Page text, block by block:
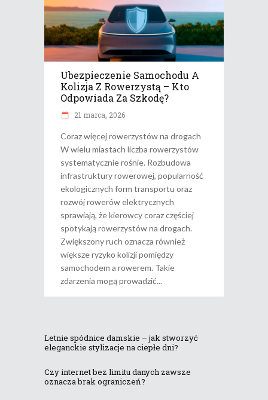
Ubezpieczenie Samochodu A
Kolizja Z Rowerzystą – Kto
Odpowiada Za Szkodę?
21 marca, 2026
Coraz więcej rowerzystów na drogach
W wielu miastach liczba rowerzystów
systematycznie rośnie. Rozbudowa
infrastruktury rowerowej, popularność
ekologicznych form transportu oraz
rozwój rowerów elektrycznych
sprawiają, że kierowcy coraz częściej
spotykają rowerzystów na drogach.
Zwiększony ruch oznacza również
większe ryzyko kolizji pomiędzy
samochodem a rowerem. Takie
zdarzenia mogą prowadzić
Letnie spódnice damskie – jak stworzyć
eleganckie stylizacje na ciepłe dni?
Czy internet bez limitu danych zawsze
oznacza brak ograniczeń?